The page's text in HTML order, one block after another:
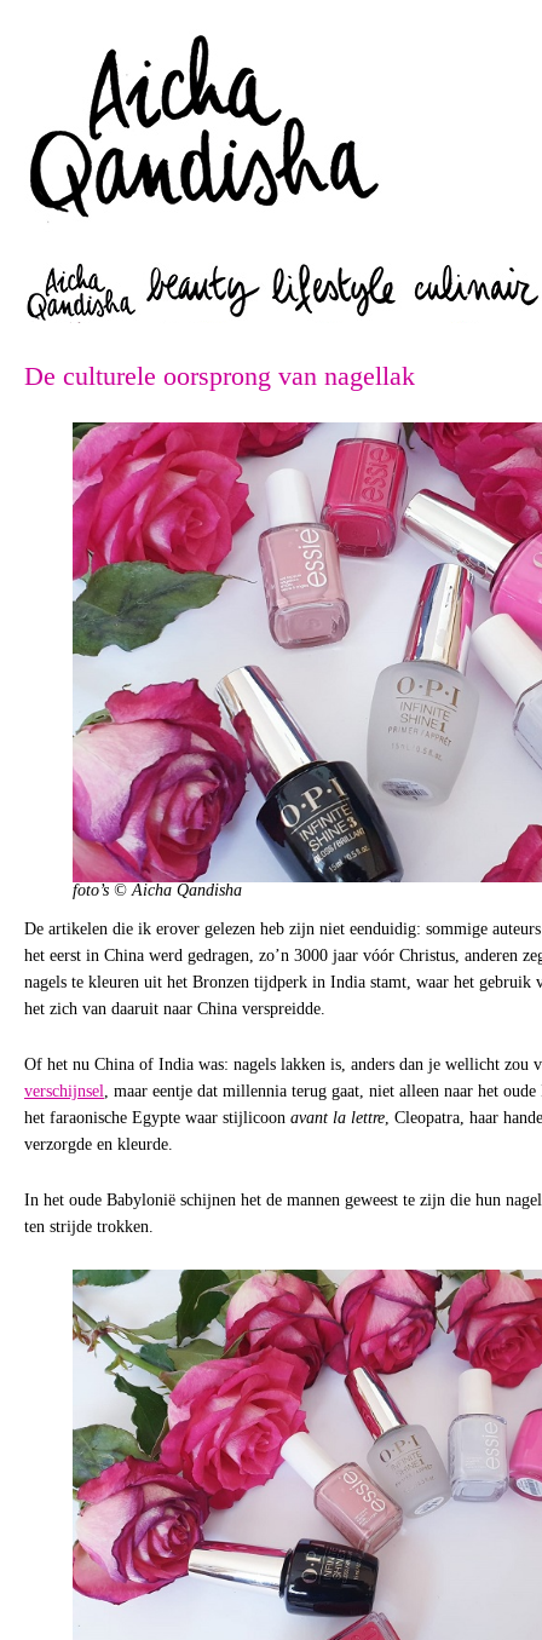
De culturele oorsprong van nagellak
foto’s © Aicha Qandisha
De artikelen die ik erover gelezen heb zijn niet eenduidig: sommige
het eerst in China werd gedragen, zo’n 3000 jaar vóór Christus, anderen
nagels te kleuren uit het Bronzen tijdperk in India stamt, waar het gebruik
het zich van daaruit naar China verspreidde.
Of het nu China of India was: nagels lakken is, anders dan je wellicht zou
verschijnsel , maar eentje dat millennia terug gaat, niet alleen naar het
het faraonische Egypte waar stijlicoon avant la lettre , Cleopatra, haar
verzorgde en kleurde.
In het oude Babylonië schijnen het de mannen geweest te zijn die hun
ten strijde trokken.